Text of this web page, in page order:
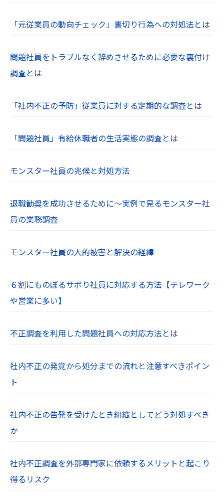
「元従業員の動向チェック」裏切り行為への対処法とは
問題社員をトラブルなく辞めさせるために必要な裏付け
調査とは
「社内不正の予防」従業員に対する定期的な調査とは
「問題社員」有給休職者の生活実態の調査とは
モンスター社員の兆候と対処方法
退職勧奨を成功させるために～実例で見るモンスター社
員の業務調査
モンスター社員の人的被害と解決の経緯
６割にものぼるサボり社員に対応する方法【テレワーク
や営業に多い】
不正調査を利用した問題社員への対応方法とは
社内不正の発覚から処分までの流れと注意すべきポイン
ト
社内不正の告発を受けたとき組織としてどう対処すべき
か
社内不正調査を外部専門家に依頼するメリットと起こり
得るリスク